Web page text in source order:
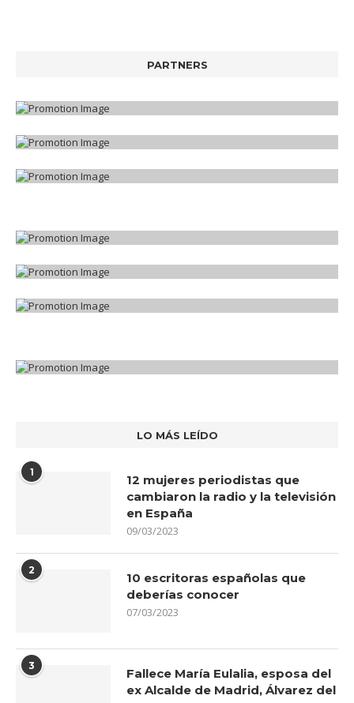
PARTNERS
LO MÁS LEÍDO
1
12 mujeres periodistas que
cambiaron la radio y la televisión
en España
09/03/2023
2
10 escritoras españolas que
deberías conocer
07/03/2023
3
Fallece María Eulalia, esposa del
ex Alcalde de Madrid, Álvarez del